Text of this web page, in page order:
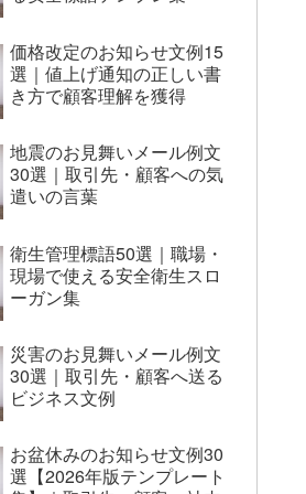
価格改定のお知らせ文例15
選｜値上げ通知の正しい書
き方で顧客理解を獲得
地震のお見舞いメール例文
30選｜取引先・顧客への気
遣いの言葉
衛生管理標語50選｜職場・
現場で使える安全衛生スロ
ーガン集
災害のお見舞いメール例文
30選｜取引先・顧客へ送る
ビジネス文例
お盆休みのお知らせ文例30
選【2026年版テンプレート